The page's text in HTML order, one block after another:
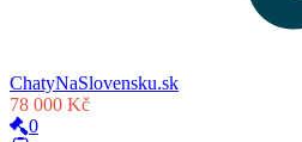
ChatyNaSlovensku.sk
78 000 Kč
0